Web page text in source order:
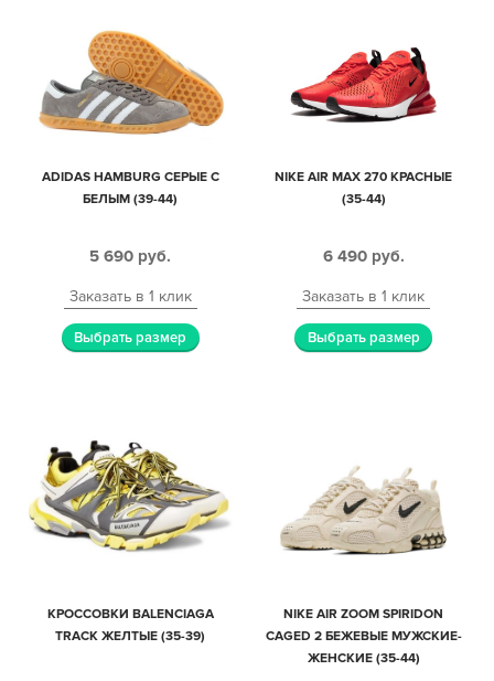
ADIDAS HAMBURG СЕРЫЕ С
БЕЛЫМ (39-44)
5 690 руб.
Заказать в 1 клик
Выбрать размер
NIKE AIR MAX 270 КРАСНЫЕ
(35-44)
6 490 руб.
Заказать в 1 клик
Выбрать размер
КРОССОВКИ BALENCIAGA
TRACK ЖЕЛТЫЕ (35-39)
NIKE AIR ZOOM SPIRIDON
CAGED 2 БЕЖЕВЫЕ МУЖСКИЕ-
ЖЕНСКИЕ (35-44)